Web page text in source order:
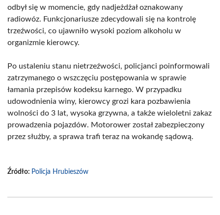
odbył się w momencie, gdy nadjeżdżał oznakowany
radiowóz. Funkcjonariusze zdecydowali się na kontrolę
trzeźwości, co ujawniło wysoki poziom alkoholu w
organizmie kierowcy.
Po ustaleniu stanu nietrzeźwości, policjanci poinformowali
zatrzymanego o wszczęciu postępowania w sprawie
łamania przepisów kodeksu karnego. W przypadku
udowodnienia winy, kierowcy grozi kara pozbawienia
wolności do 3 lat, wysoka grzywna, a także wieloletni zakaz
prowadzenia pojazdów. Motorower został zabezpieczony
przez służby, a sprawa trafi teraz na wokandę sądową.
Źródło: Policja Hrubieszów